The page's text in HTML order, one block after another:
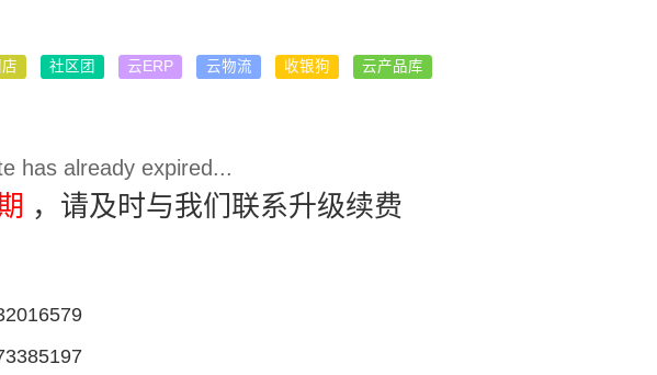
社区团 云ERP 云物流 收银狗 云产品库
has already expired...
，请及时与我们联系升级续费